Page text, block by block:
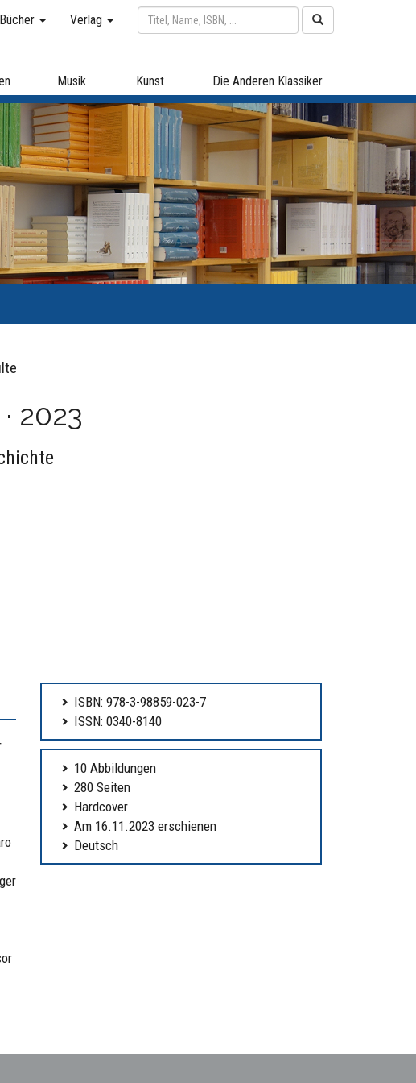
Bücher Verlag
Musik Kunst Die Anderen Klassiker
2023
ISBN: 978-3-98859-023-7
ISSN: 0340-8140
10 Abbildungen
280 Seiten
Hardcover
Am 16.11.2023 erschienen
Deutsch